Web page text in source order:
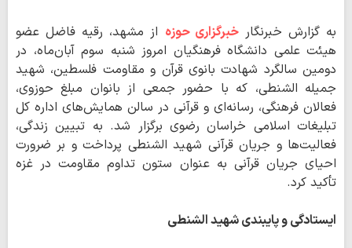
به گزارش خبرنگارخبرگزاری حوزه از مشهد، رقیه فاضل عضو
هیئت علمی دانشگاه فرهنگیان امروز شنبه سوم آبان‌ماه، در
دومین سالگرد شهادت بانوی قرآن و مقاومت فلسطین، شهید
جمیله الشنطی، که با حضور جمعی از بانوان مبلغ حوزوی،
فعالان فرهنگی، رسانه‌ای و قرآنی در سالن همایش‌های اداره کل
تبلیغات اسلامی خراسان رضوی برگزار شد. به تبیین زندگی،
فعالیت‌ها و جریان قرآنی شهید الشنطی پرداخت و بر ضرورت
احیای جریان قرآنی به عنوان ستون تداوم مقاومت در غزه
تأکید کرد.
ایستادگی و پایبندی شهید الشنطی